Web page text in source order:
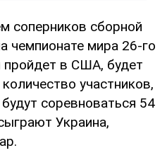
соперников сборной
чемпионате мира 26-го
пройдет в США, будет
участников,
соревноваться 54
Украина,